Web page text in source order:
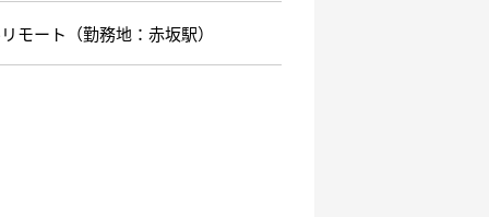
モート（勤務地：赤坂駅）